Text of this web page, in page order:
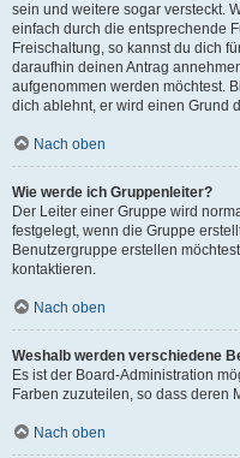
sein und weitere sogar versteckt.
einfach durch die entsprechende
Freischaltung, so kannst du dich
daraufhin deinen Antrag
aufgenommen werden möchtest.
dich ablehnt, er wird einen Grund
Nach oben
Wie werde ich Gruppenleiter?
Der Leiter einer Gruppe wird
festgelegt, wenn die Gruppe
Benutzergruppe erstellen
kontaktieren.
Nach oben
Weshalb werden verschiedene
Es ist der Board-Administration
Farben zuzuteilen, so dass deren
Nach oben